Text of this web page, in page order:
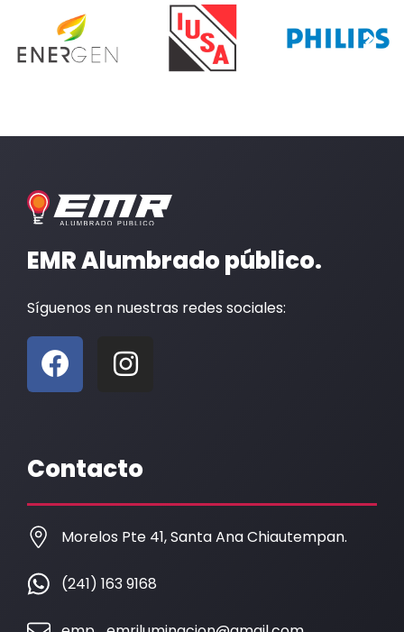
EMR Alumbrado público.
Síguenos en nuestras redes sociales:
F
a
c
b
o
o
k
I
n
a
g
r
a
m
Contacto
Morelos Pte 41, Santa Ana Chiautempan.
(241) 163 9168